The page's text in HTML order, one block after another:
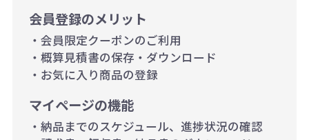
会員登録のメリット
・会員限定クーポンのご利用
・概算見積書の保存・ダウンロード
・お気に入り商品の登録
マイページの機能
・納品までのスケジュール、進捗状況の確認